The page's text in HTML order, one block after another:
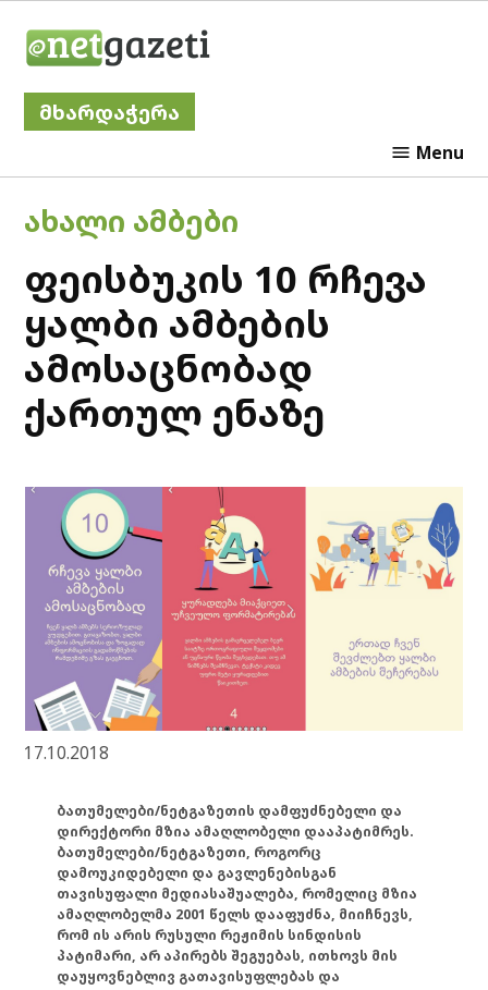
მხარდაჭერა
Menu
POSTED
ᲐᲮᲐᲚᲘ ᲐᲛᲑᲔᲑᲘ
ფეისბუკის 10 რჩევა
ყალბი ამბების
ამოსაცნობად
ქართულ ენაზე
17.10.2018
ბათუმელები/ნეტგაზეთის დამფუძნებელი და
დირექტორი მზია ამაღლობელი დააპატიმრეს.
ბათუმელები/ნეტგაზეთი, როგორც
დამოუკიდებელი და გავლენებისგან
თავისუფალი მედიასაშუალება, რომელიც მზია
ამაღლობელმა 2001 წელს დააფუძნა, მიიჩნევს,
რომ ის არის რუსული რეჟიმის სინდისის
პატიმარი, არ აპირებს შეგუებას, ითხოვს მის
დაუყოვნებლივ გათავისუფლებას და